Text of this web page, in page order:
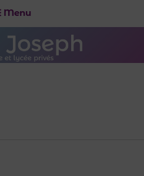
Menu